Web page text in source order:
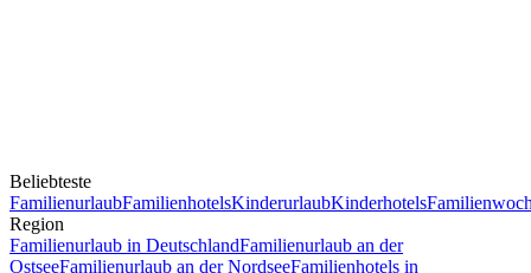
Beliebteste
FamilienurlaubFamilienhotelsKinderurlaubKinderhotels
Region
Familienurlaub in DeutschlandFamilienurlaub an der
OstseeFamilienurlaub an der NordseeFamilienhotels in